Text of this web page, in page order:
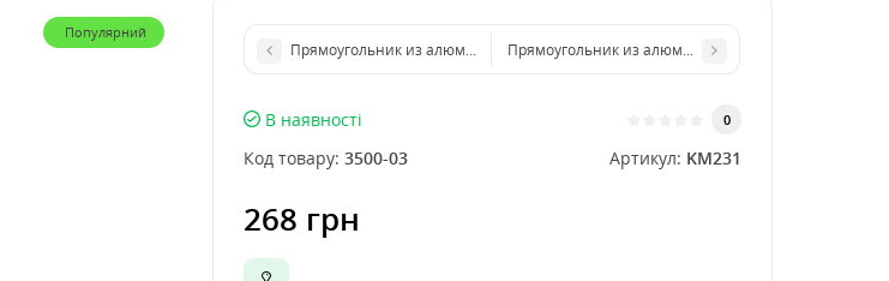
Популярний
Прямоугольник из алюминиевого листа 200х300 мм размер толщина 1 мм
Прямоугольник из алюминиевого листа 500х1000
В наявності 0
Код товару: 3500-03 Артикул: KM231
268 грн